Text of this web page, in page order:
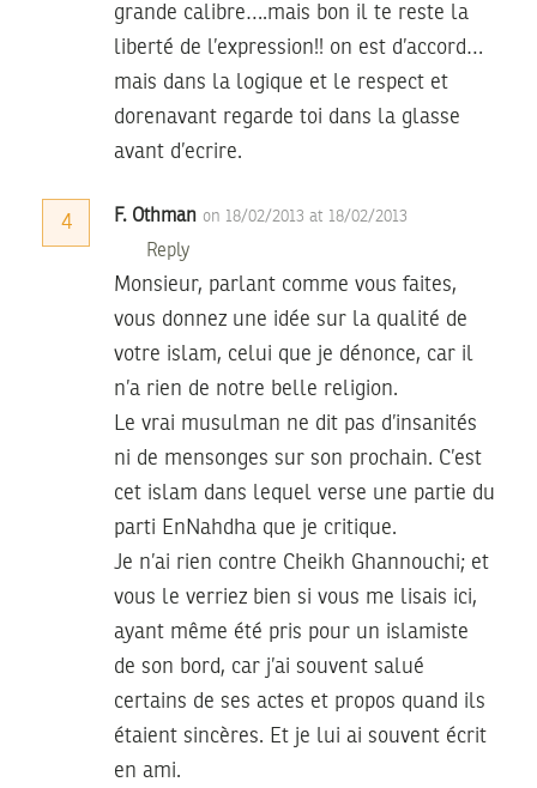
grande calibre….mais bon il te reste la
liberté de l’expression!! on est d’accord…
mais dans la logique et le respect et
dorenavant regarde toi dans la glasse
avant d’ecrire.
4 F. Othman on 18/02/2013 at 18/02/2013
Reply
Monsieur, parlant comme vous faites,
vous donnez une idée sur la qualité de
votre islam, celui que je dénonce, car il
n’a rien de notre belle religion.
Le vrai musulman ne dit pas d’insanités
ni de mensonges sur son prochain. C’est
cet islam dans lequel verse une partie du
parti EnNahdha que je critique.
Je n’ai rien contre Cheikh Ghannouchi; et
vous le verriez bien si vous me lisais ici,
ayant même été pris pour un islamiste
de son bord, car j’ai souvent salué
certains de ses actes et propos quand ils
étaient sincères. Et je lui ai souvent écrit
en ami.